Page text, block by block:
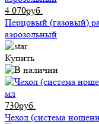
4 070руб.
Перцовый (газовый)
аэрозольный
Купить
730руб.
Чехол (система